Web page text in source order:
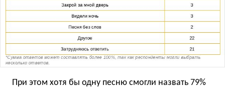
При этом хотя бы одну песню смогли назвать 79%